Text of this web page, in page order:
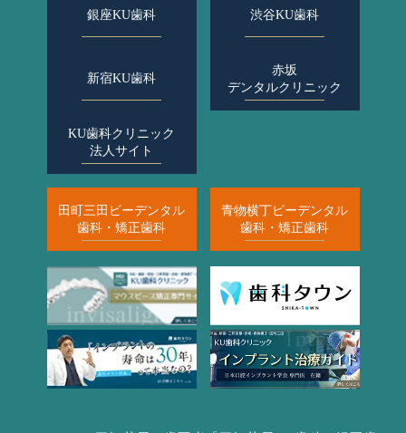
銀座KU歯科 渋谷KU歯科
新宿KU歯科
赤坂
デンタルクリニック
KU歯科クリニック
法人サイト
田町三田ビーデンタル
歯科・矯正歯科
青物横丁ビーデンタル
歯科・矯正歯科